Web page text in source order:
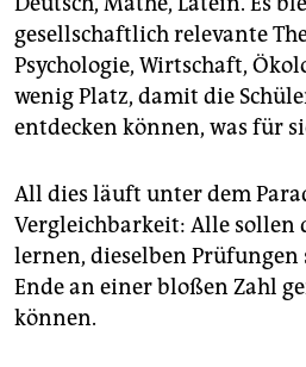
gesellschaftlich relevante
Psychologie, Wirtschaft,
wenig Platz, damit die
entdecken können, was für
All dies läuft unter dem
Vergleichbarkeit: Alle sollen
lernen, dieselben Prüfungen
Ende an einer bloßen Zahl
können.